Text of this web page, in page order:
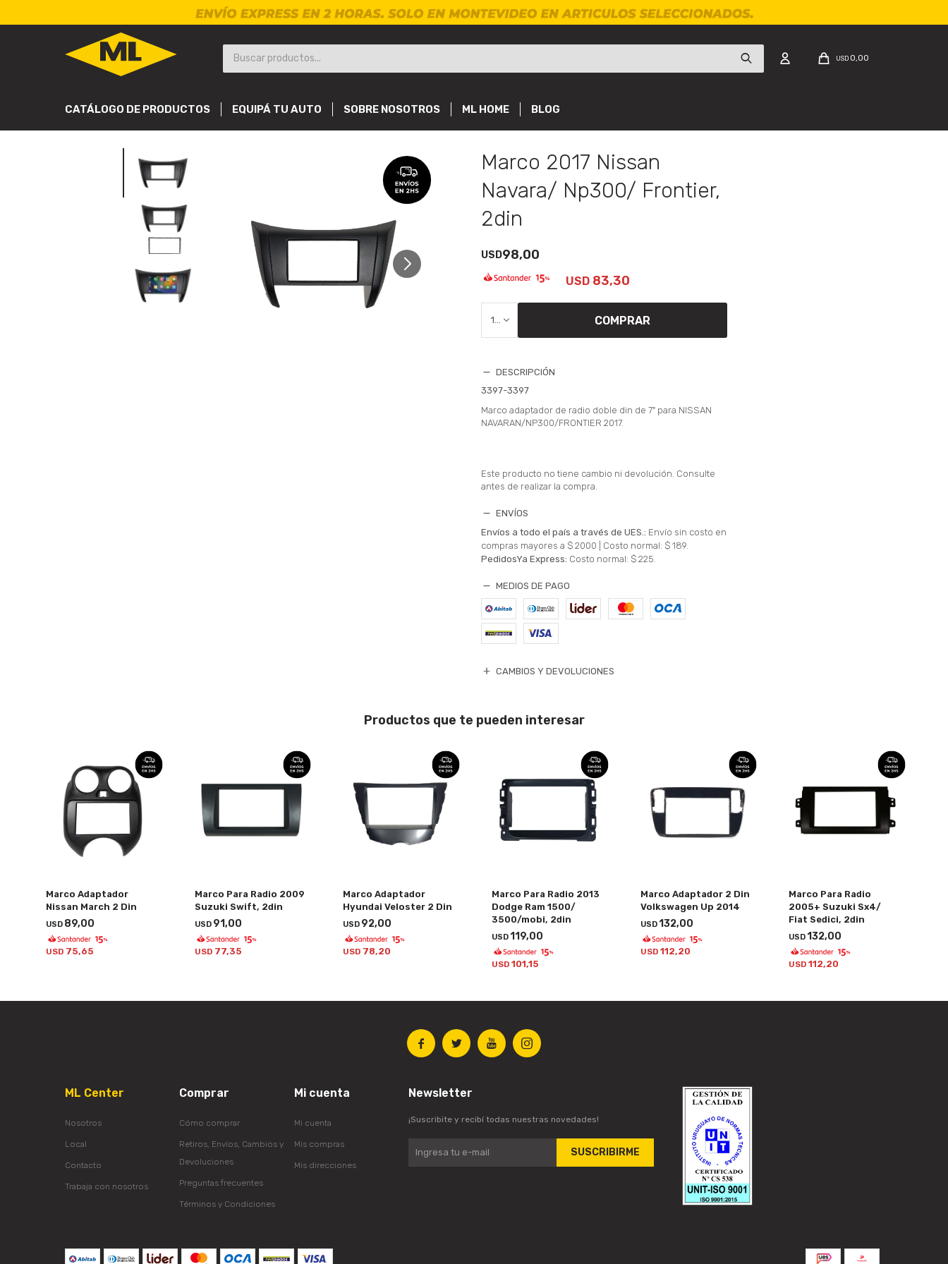
CATÁLOGO DE PRODUCTOS EQUIPÁ TU AUTO SOBRE NOSOTROS ML HOME BLOG
USD 0,00
Marco 2017 Nissan
Navara/ Np300/ Frontier,
2din
USD98,00
USD 83,30
COMPRAR
DESCRIPCIÓN
3397-3397
Marco adaptador de radio doble din de 7" para NISSAN
NAVARAN/NP300/FRONTIER 2017.
Este producto no tiene cambio ni devolución. Consulte
antes de realizar la compra.
ENVÍOS
Envíos a todo el país a través de UES.: Envío sin costo en
compras mayores a $ 2000 | Costo normal: $ 189.
PedidosYa Express: Costo normal: $ 225.
MEDIOS DE PAGO
CAMBIOS Y DEVOLUCIONES
Productos que te pueden interesar
Marco Adaptador
Nissan March 2 Din
USD 89,00
USD 75,65
Marco Para Radio 2009
Suzuki Swift, 2din
USD 91,00
USD 77,35
Marco Adaptador
Hyundai Veloster 2 Din
USD 92,00
USD 78,20
Marco Para Radio 2013
Dodge Ram 1500/
3500/mobi, 2din
USD119,00
USD 101,15
Marco Adaptador 2 Din
Volkswagen Up 2014
USD132,00
USD 112,20
Marco Para Radio
2005+ Suzuki Sx4/
Fiat Sedici, 2din
USD132,00
USD 112,20
   
ML Center
Nosotros
Local
Contacto
Trabaja con nosotros
Comprar
Cómo comprar
Retiros, Envíos, Cambios y
Devoluciones
Preguntas frecuentes
Términos y Condiciones
Mi cuenta
Mi cuenta
Mis compras
Mis direcciones
Newsletter
¡Suscribite y recibí todas nuestras novedades!
SUSCRIBIRME